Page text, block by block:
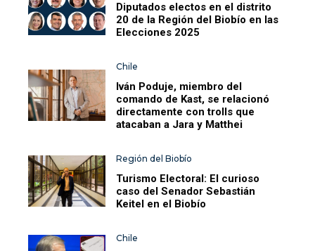
Diputados electos en el distrito
20 de la Región del Biobío en las
Elecciones 2025
Chile
Iván Poduje, miembro del
comando de Kast, se relacionó
directamente con trolls que
atacaban a Jara y Matthei
Región del Biobío
Turismo Electoral: El curioso
caso del Senador Sebastián
Keitel en el Biobío
Chile